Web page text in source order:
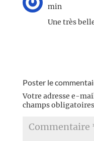
min
Une très
Poster le
Votre adresse e-
champs